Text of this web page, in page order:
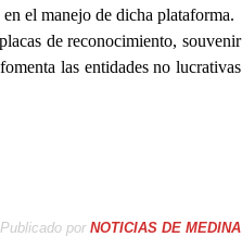
el manejo de dicha plataforma.
de reconocimiento, souvenir
las entidades no lucrativas
Publicado por NOTICIAS DE MEDINA